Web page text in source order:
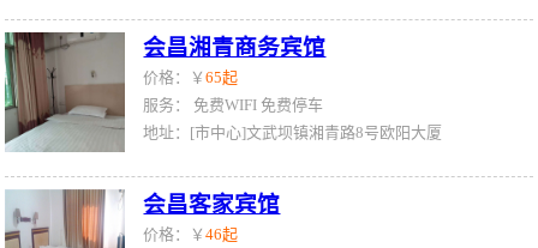
会昌湘青商务宾馆
价格：￥65起
服务： 免费WIFI 免费停车
地址：[市中心]文武坝镇湘青路8号欧阳大厦
会昌客家宾馆
价格：￥46起